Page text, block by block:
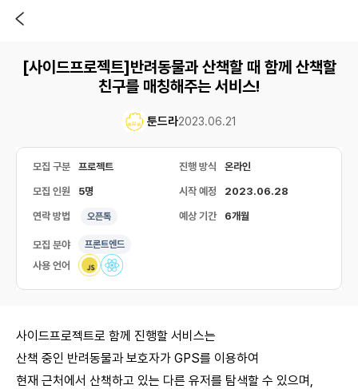
[사이드프로젝트]반려동물과 산책할 때 함께 산책할
친구를 매칭해주는 서비스!
툰드라2023.06.21
모집 구분 프로젝트 진행 방식 온라인
모집 인원 5명 시작 예정 2023.06.28
연락 방법 오픈톡 예상 기간 6개월
모집 분야 프론트엔드
사용 언어
사이드프로젝트로 함께 진행할 서비스는
산책 중인 반려동물과 보호자가 GPS를 이용하여
현재 근처에서 산책하고 있는 다른 유저를 탐색할 수 있으며,